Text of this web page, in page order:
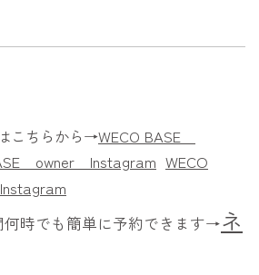
こちらから→WECO BASE
owner Instagram WECO
何時でも簡単に予約できます→ネ